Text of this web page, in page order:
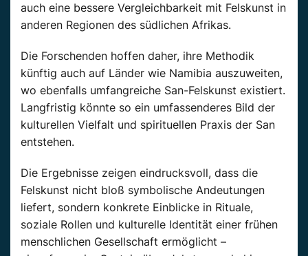
auch eine bessere Vergleichbarkeit mit Felskunst in
anderen Regionen des südlichen Afrikas.
Die Forschenden hoffen daher, ihre Methodik
künftig auch auf Länder wie Namibia auszuweiten,
wo ebenfalls umfangreiche San-Felskunst existiert.
Langfristig könnte so ein umfassenderes Bild der
kulturellen Vielfalt und spirituellen Praxis der San
entstehen.
Die Ergebnisse zeigen eindrucksvoll, dass die
Felskunst nicht bloß symbolische Andeutungen
liefert, sondern konkrete Einblicke in Rituale,
soziale Rollen und kulturelle Identität einer frühen
menschlichen Gesellschaft ermöglicht –